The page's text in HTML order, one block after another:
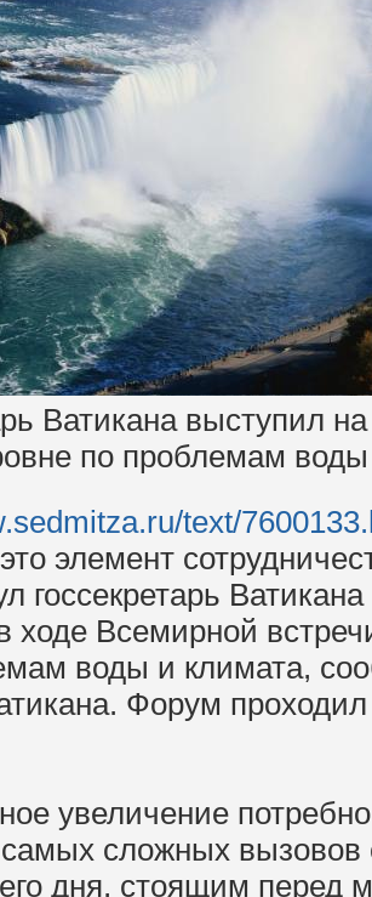
Ватикана выступил
по проблемам
text/
элемент
госсекретарь
ходе Всемирной
воды и климата,
Форум
увеличение
сложных вызовов
дня, стоящим перед